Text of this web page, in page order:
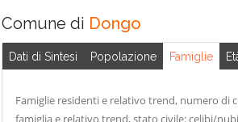
Canzo
Intimiano
Lasnigo
Lezzeno
Limido Comasco
Livo
Schignano
Senna
Solbiate
Cagno
Comune di Dongo
Dati di Sintesi Popolazione Famiglie
Famiglie residenti e relativo trend, numero di
famiglia e relativo trend, stato civile: celibi/